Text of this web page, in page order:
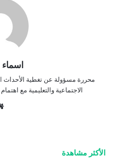
محررة مسؤولة عن تغطية الأحداث
الاجتماعية والتعليمية مع
الأكثر مشاهدة